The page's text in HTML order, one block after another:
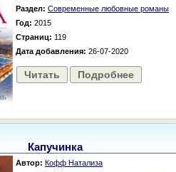
Раздел: Современные любовные романы
Год: 2015
Страниц: 119
Дата добавления: 26-07-2020
Читать Подробнее
Капучинка
Автор: Кофф Натализа